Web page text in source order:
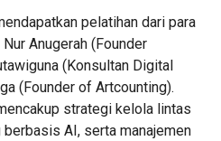
pelatihan dari para
Anugerah (Founder
(Konsultan Digital
(Founder of Artcounting).
strategi kelola lintas
AI, serta manajemen